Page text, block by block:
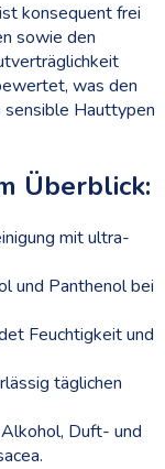
konsequent frei
sowie den
was den
sensible Hauttypen
Überblick:
mit ultra-
und Panthenol bei
Feuchtigkeit und
täglichen
Duft- und